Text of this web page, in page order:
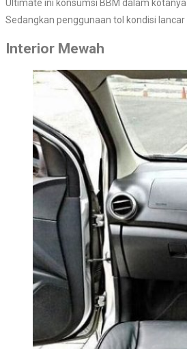
Ultimate ini konsumsi BBM dalam
Sedangkan penggunaan tol kondisi lancar
Interior Mewah